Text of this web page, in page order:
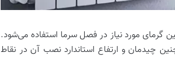
گرمای مورد نیاز در فصل سرما استفاده می‌شود.
چیدمان و ارتفاع استاندارد نصب آن در نقاط